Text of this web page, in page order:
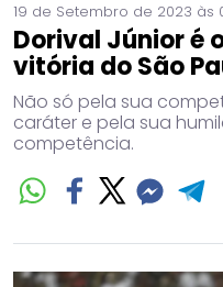
19 de Setembro de 2023 às
Dorival Júnior é
vitória do São
Não só pela sua
caráter e pela sua
competência.